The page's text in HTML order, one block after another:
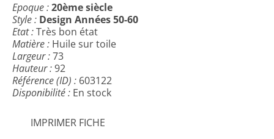
Epoque :20ème siècle
Style : Design Années 50-60
Etat :Très bon état
Matière : Huile sur toile
Largeur :73
Hauteur :92
Référence (ID) : 603122
Disponibilité : En stock
IMPRIMER FICHE